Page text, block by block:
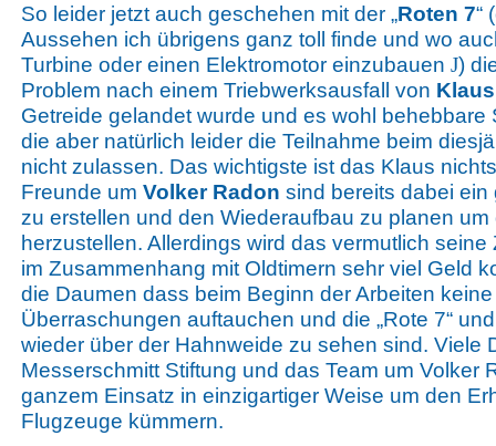
So leider jetzt auch geschehen mit der „Roten 7“
Aussehen ich übrigens ganz toll finde und wo
Turbine oder einen Elektromotor einzubauen J)
Problem nach einem Triebwerksausfall von
Getreide gelandet wurde und es wohl
die aber natürlich leider die Teilnahme beim
nicht zulassen. Das wichtigste ist das Klaus
Freunde um Volker Radon sind bereits dabei
zu erstellen und den Wiederaufbau zu planen
herzustellen. Allerdings wird das vermutlich
im Zusammenhang mit Oldtimern sehr viel Geld
die Daumen dass beim Beginn der Arbeiten
Überraschungen auftauchen und die „Rote 7“
wieder über der Hahnweide zu sehen sind. Viele
Messerschmitt Stiftung und das Team um Volker
ganzem Einsatz in einzigartiger Weise um den
Flugzeuge kümmern.